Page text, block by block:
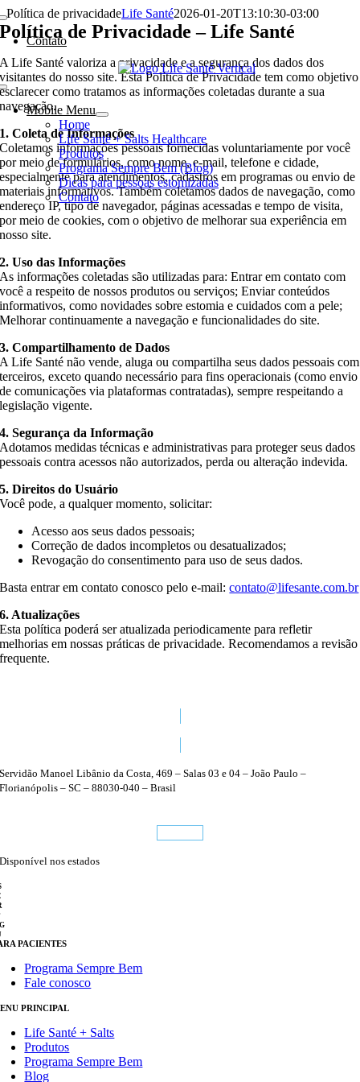
Ir
para
o
conteúdo
Contato
Mobile Menu
Home
Life Santé + Salts Healthcare
Produtos
Programa Sempre Bem (Blog)
Dicas para pessoas estomizadas
Contato
Política de privacidadeLife Santé2026-01-20T13:10:30-03:00
Política de Privacidade – Life Santé
A Life Santé valoriza a privacidade e a segurança dos dados dos
visitantes do nosso site. Esta Política de Privacidade tem como objetivo
esclarecer como tratamos as informações coletadas durante a sua
navegação.
1. Coleta de Informações
Coletamos informações pessoais fornecidas voluntariamente por você
por meio de formulários, como nome, e-mail, telefone e cidade,
especialmente para atendimentos, cadastros em programas ou envio de
materiais informativos. Também coletamos dados de navegação, como
endereço IP, tipo de navegador, páginas acessadas e tempo de visita,
por meio de cookies, com o objetivo de melhorar sua experiência em
nosso site.
2. Uso das Informações
As informações coletadas são utilizadas para: Entrar em contato com
você a respeito de nossos produtos ou serviços; Enviar conteúdos
informativos, como novidades sobre estomia e cuidados com a pele;
Melhorar continuamente a navegação e funcionalidades do site.
3. Compartilhamento de Dados
A Life Santé não vende, aluga ou compartilha seus dados pessoais com
terceiros, exceto quando necessário para fins operacionais (como envio
de comunicações via plataformas contratadas), sempre respeitando a
legislação vigente.
4. Segurança da Informação
Adotamos medidas técnicas e administrativas para proteger seus dados
pessoais contra acessos não autorizados, perda ou alteração indevida.
5. Direitos do Usuário
Você pode, a qualquer momento, solicitar:
Acesso aos seus dados pessoais;
Correção de dados incompletos ou desatualizados;
Revogação do consentimento para uso de seus dados.
Basta entrar em contato conosco pelo e-mail:contato@lifesante.com.br
6. Atualizações
Esta política poderá ser atualizada periodicamente para refletir
melhorias em nossas práticas de privacidade. Recomendamos a revisão
frequente.
Servidão Manoel Libânio da Costa, 469 – Salas 03 e 04 – João Paulo –
Florianópolis – SC – 88030-040 – Brasil
Disponível nos estados
PACIENTES
Programa Sempre Bem
Fale conosco
PRINCIPAL
Life Santé + Salts
Produtos
Programa Sempre Bem
Blog